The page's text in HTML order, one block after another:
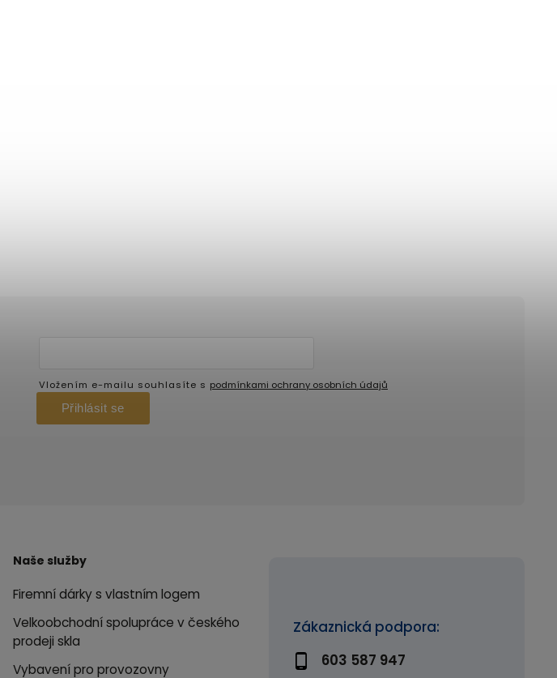
Zákaznická podpora:
603 587 947
Vložením e-mailu souhlasíte s podmínkami ochrany osobních údajů
Přihlásit se
Naše služby
Firemní dárky s vlastním logem
Velkoobchodní spolupráce v českého
prodeji skla
Vybavení pro provozovny